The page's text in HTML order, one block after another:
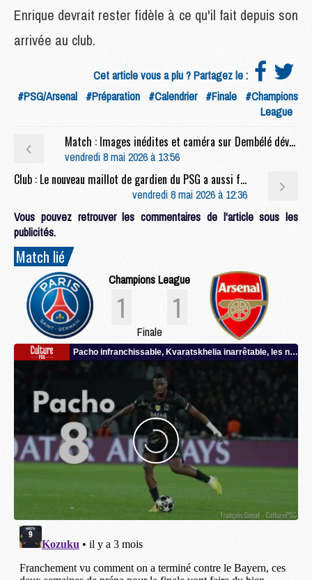
Enrique devrait rester fidèle à ce qu'il fait depuis son
arrivée au club.
Cet article vous a plu ? Partagez le :
#PSG/Arsenal #Préparation #Calendrier #Finale #Champions
League
Match : Images inédites et caméra sur Dembélé dévoilées après Bayern/PSG
vendredi 8 mai 2026 à 13:56
Club : Le nouveau maillot de gardien du PSG a aussi fuité
vendredi 8 mai 2026 à 12:36
Vous pouvez retrouver les commentaires de l'article sous les
publicités.
Match lié
Champions League
1 1
Finale